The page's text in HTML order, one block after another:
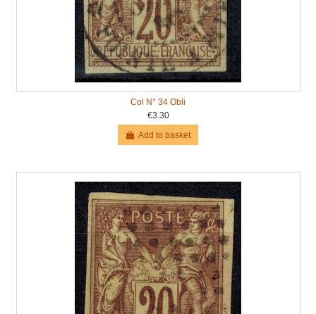
Col N° 34 Obli
€3.30
Add to basket